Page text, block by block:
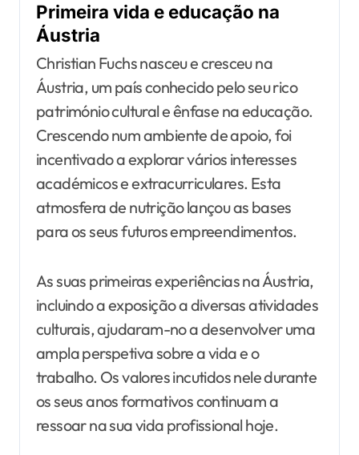
Primeira vida e educação na
Áustria
Christian Fuchs nasceu e cresceu na
Áustria, um país conhecido pelo seu rico
património cultural e ênfase na educação.
Crescendo num ambiente de apoio, foi
incentivado a explorar vários interesses
académicos e extracurriculares. Esta
atmosfera de nutrição lançou as bases
para os seus futuros empreendimentos.
As suas primeiras experiências na Áustria,
incluindo a exposição a diversas atividades
culturais, ajudaram-no a desenvolver uma
ampla perspetiva sobre a vida e o
trabalho. Os valores incutidos nele durante
os seus anos formativos continuam a
ressoar na sua vida profissional hoje.